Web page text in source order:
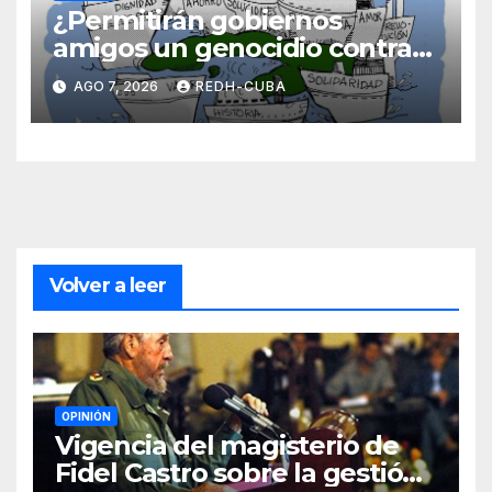
¿Permitirán gobiernos
amigos un genocidio contra
Cuba? Por Hedelberto López
Blanch
AGO 7, 2026 REDH-CUBA
Volver a leer
OPINIÓN
Vigencia del magisterio de
Fidel Castro sobre la gestión